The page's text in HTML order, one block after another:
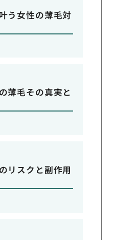
う女性の薄毛対
薄毛その真実と
リスクと副作用